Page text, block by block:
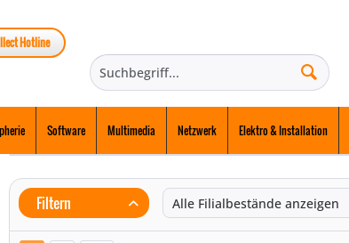
Hotline
Software Multimedia Netzwerk Elektro & Installation
Filtern